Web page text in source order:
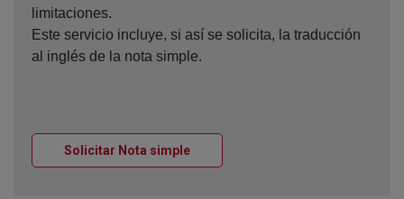
limitaciones.
Este servicio incluye, si así se solicita, la traducción
al inglés de la nota simple.
Solicitar Nota simpleVentana nueva